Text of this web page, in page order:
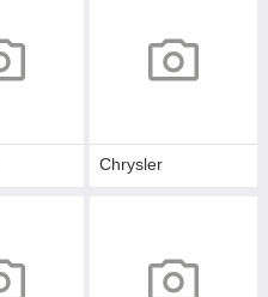
Chrysler